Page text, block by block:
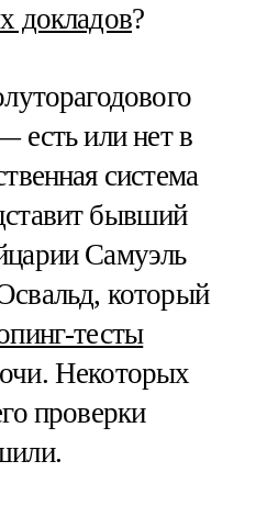
докладов?
есть или нет в
система
бывший
Самуэль
который
тесты
Некоторых
проверки